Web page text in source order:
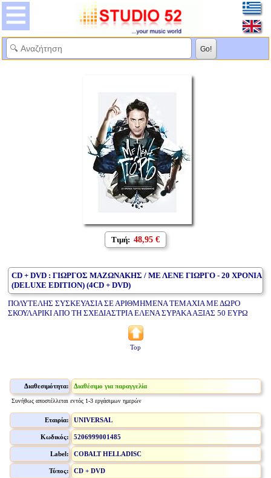
Τιμή: 48,95 €
CD + DVD : ΓΙΩΡΓΟΣ ΜΑΖΩΝΑΚΗΣ / ΜΕ ΛΕΝΕ ΓΙΩΡΓΟ - 20 ΧΡΟΝΙΑ
(DELUXE EDITION) (4CD + DVD)
ΠΟΛΥΤΕΛΗΣ ΣΥΣΚΕΥΑΣΙΑ ΣΕ ΑΡΙΘΜΗΜΕΝΑ ΤΕΜΑΧΙΑ ΜΕ ΔΩΡΟ
ΣΚΟΥΛΑΡΙΚΙ ΑΠΟ ΤΗ ΣΧΕΔΙΑΣΤΡΙΑ ΕΛΕΝΑ ΣΥΡΑΚΑ ΑΞΙΑΣ 50 ΕΥΡΩ
Top
Διαθεσιμότητα: Διαθέσιμο για παραγγελία
Συνήθως αποστέλλεται εντός 1-3 εργάσιμων ημερών
Εταιρία: UNIVERSAL
Κωδικός: 5206999001485
Label: COBALT HELLADISC
Τύπος: CD + DVD